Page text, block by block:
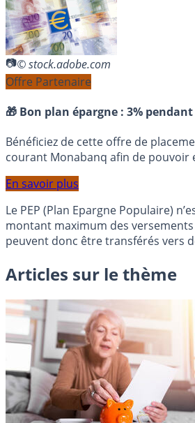
© stock.adobe.com
Offre Partenaire
🎁 Bon plan épargne : 3%
Bénéficiez de cette offre de
courant Monabanq afin de pouvoir
En savoir plus
Le PEP (Plan Epargne Populaire)
montant maximum des versements
peuvent donc être transférés vers
Articles sur le thème